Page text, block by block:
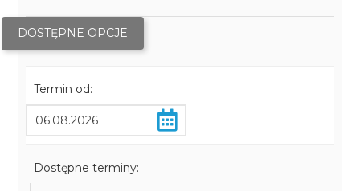
DOSTĘPNE OPCJE
Termin od:
Dostępne terminy: